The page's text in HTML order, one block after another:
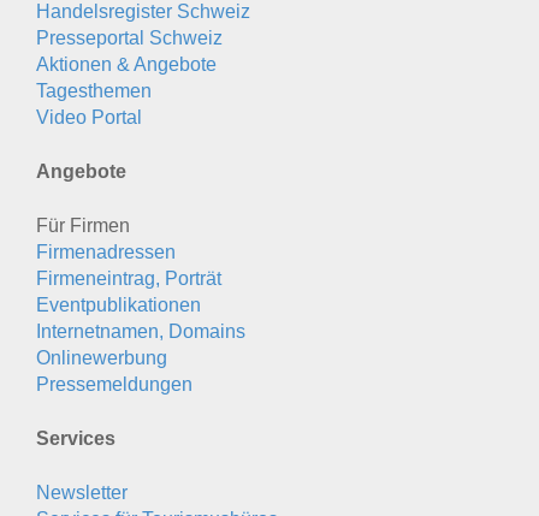
Handelsregister Schweiz
Presseportal Schweiz
Aktionen & Angebote
Tagesthemen
Video Portal
Angebote
Für Firmen
Firmenadressen
Firmeneintrag, Porträt
Eventpublikationen
Internetnamen, Domains
Onlinewerbung
Pressemeldungen
Services
Newsletter